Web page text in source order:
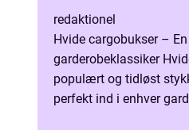
redaktionel
Hvide cargobukser –
garderobeklassiker
populært og tidløst
perfekt ind i enhver